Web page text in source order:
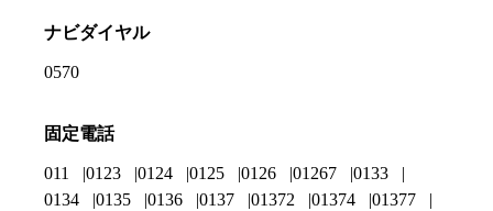
ナビダイヤル
0570
固定電話
011 0123 0124 0125 0126 01267
0133
0134
0135 0136 0137 01372 01374
01377